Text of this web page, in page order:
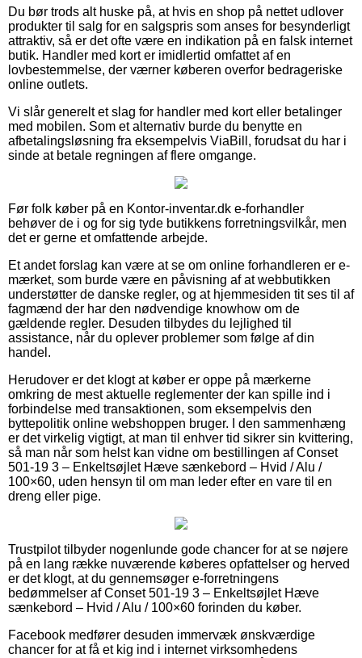
Du bør trods alt huske på, at hvis en shop på nettet udlover
produkter til salg for en salgspris som anses for besynderligt
attraktiv, så er det ofte være en indikation på en falsk internet
butik. Handler med kort er imidlertid omfattet af en
lovbestemmelse, der værner køberen overfor bedrageriske
online outlets.
Vi slår generelt et slag for handler med kort eller betalinger
med mobilen. Som et alternativ burde du benytte en
afbetalingsløsning fra eksempelvis ViaBill, forudsat du har i
sinde at betale regningen af flere omgange.
Før folk køber på en Kontor-inventar.dk e-forhandler
behøver de i og for sig tyde butikkens forretningsvilkår, men
det er gerne et omfattende arbejde.
Et andet forslag kan være at se om online forhandleren er e-
mærket, som burde være en påvisning af at webbutikken
understøtter de danske regler, og at hjemmesiden tit ses til af
fagmænd der har den nødvendige knowhow om de
gældende regler. Desuden tilbydes du lejlighed til
assistance, når du oplever problemer som følge af din
handel.
Herudover er det klogt at køber er oppe på mærkerne
omkring de mest aktuelle reglementer der kan spille ind i
forbindelse med transaktionen, som eksempelvis den
byttepolitik online webshoppen bruger. I den sammenhæng
er det virkelig vigtigt, at man til enhver tid sikrer sin kvittering,
så man når som helst kan vidne om bestillingen af Conset
501-19 3 – Enkeltsøjlet Hæve sænkebord – Hvid / Alu /
100×60, uden hensyn til om man leder efter en vare til en
dreng eller pige.
Trustpilot tilbyder nogenlunde gode chancer for at se nøjere
på en lang række nuværende køberes opfattelser og herved
er det klogt, at du gennemsøger e-forretningens
bedømmelser af Conset 501-19 3 – Enkeltsøjlet Hæve
sænkebord – Hvid / Alu / 100×60 forinden du køber.
Facebook medfører desuden immervæk ønskværdige
chancer for at få et kig ind i internet virksomhedens